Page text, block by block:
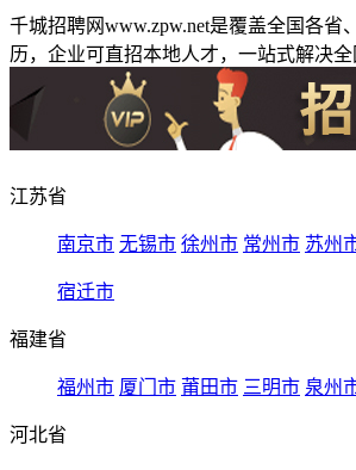
千城招聘网www.zpw.net是覆盖全国各
历，企业可直招本地人才，一站式解决
江苏省
南京市 无锡市 徐州市 常州市 苏州
宿迁市
福建省
福州市 厦门市 莆田市 三明市 泉州
河北省